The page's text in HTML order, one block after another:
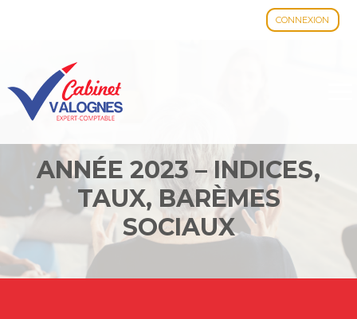
CONNEXION
Aller
contenu
ANNÉE 2023 – INDICES,
TAUX, BARÈMES
SOCIAUX